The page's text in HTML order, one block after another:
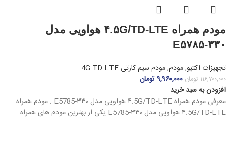
مودم همراه ۴.۵G/TD-LTE هواویی مدل
E۵۷۸۵-۳۳۰
تجهیزات اکتیو,مودم,مودم سیم کارتی 4G-TD LTE
۱۱۶,۷۰۰,۰۰۰تومان۹,۹۶۰,۰۰۰تومان
افزودن به سبد خرید
معرفی مودم همراه ۴.5G/TD-LTE هواویی مدل E5785-۳۳۰ : مودم همراه
۴.5G/TD-LTE هواویی مدل E5785-۳۳۰ یکی از بهترین مودم های همراه